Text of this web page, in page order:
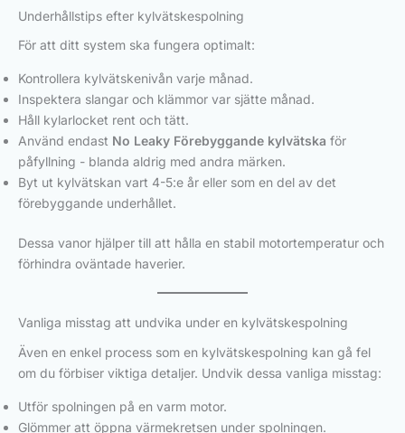
Underhållstips efter kylvätskespolning
För att ditt system ska fungera optimalt:
Kontrollera kylvätskenivån varje månad.
Inspektera slangar och klämmor var sjätte månad.
Håll kylarlocket rent och tätt.
Använd endast No Leaky Förebyggande kylvätska för
påfyllning - blanda aldrig med andra märken.
Byt ut kylvätskan vart 4-5:e år eller som en del av det
förebyggande underhållet.
Dessa vanor hjälper till att hålla en stabil motortemperatur och
förhindra oväntade haverier.
Vanliga misstag att undvika under en kylvätskespolning
Även en enkel process som en kylvätskespolning kan gå fel
om du förbiser viktiga detaljer. Undvik dessa vanliga misstag:
Utför spolningen på en varm motor.
Glömmer att öppna värmekretsen under spolningen.